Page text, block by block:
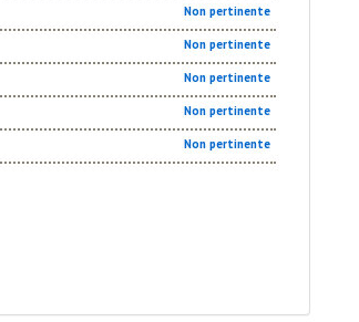
Non pertinente
Non pertinente
Non pertinente
Non pertinente
Non pertinente